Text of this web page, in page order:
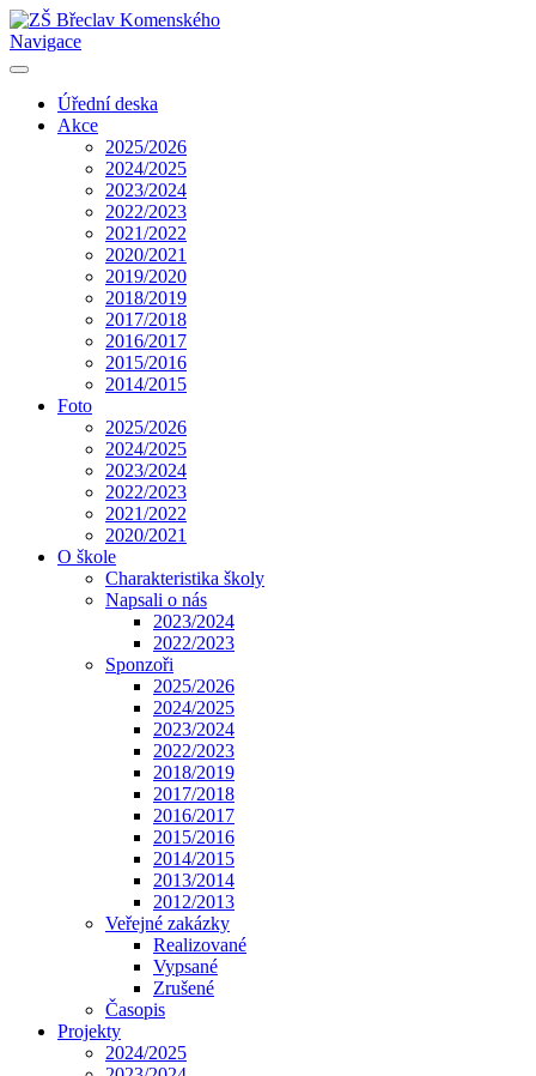
Navigace
Úřední deska
Akce
2025/2026
2024/2025
2023/2024
2022/2023
2021/2022
2020/2021
2019/2020
2018/2019
2017/2018
2016/2017
2015/2016
2014/2015
Foto
2025/2026
2024/2025
2023/2024
2022/2023
2021/2022
2020/2021
O škole
Charakteristika školy
Napsali o nás
2023/2024
2022/2023
Sponzoři
2025/2026
2024/2025
2023/2024
2022/2023
2018/2019
2017/2018
2016/2017
2015/2016
2014/2015
2013/2014
2012/2013
Veřejné zakázky
Realizované
Vypsané
Zrušené
Časopis
Projekty
2024/2025